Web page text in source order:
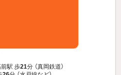
駅 歩21分 （真岡鉄道）